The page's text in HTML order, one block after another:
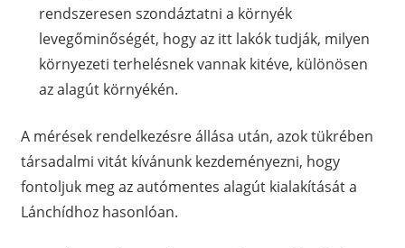
rendszeresen szondáztatni a környék
levegőminőségét, hogy az itt lakók tudják, milyen
környezeti terhelésnek vannak kitéve, különösen
az alagút környékén.
A mérések rendelkezésre állása után, azok tükrében
társadalmi vitát kívánunk kezdeményezni, hogy
fontoljuk meg az autómentes alagút kialakítását a
Lánchídhoz hasonlóan.